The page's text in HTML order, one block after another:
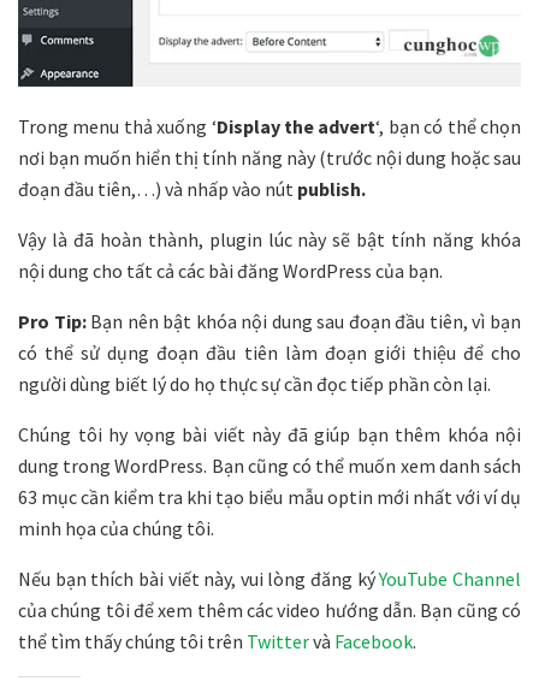
Trong menu thả xuống ‘Display the advert‘, bạn có thể chọn
nơi bạn muốn hiển thị tính năng này (trước nội dung hoặc sau
đoạn đầu tiên,…) và nhấp vào nút publish.
Vậy là đã hoàn thành, plugin lúc này sẽ bật tính năng khóa
nội dung cho tất cả các bài đăng WordPress của bạn.
Pro Tip:Bạn nên bật khóa nội dung sau đoạn đầu tiên, vì bạn
có thể sử dụng đoạn đầu tiên làm đoạn giới thiệu để cho
người dùng biết lý do họ thực sự cần đọc tiếp phần còn lại.
Chúng tôi hy vọng bài viết này đã giúp bạn thêm khóa nội
dung trong WordPress. Bạn cũng có thể muốn xem danh sách
63 mục cần kiểm tra khi tạo biểu mẫu optin mới nhất với ví dụ
minh họa của chúng tôi.
Nếu bạn thích bài viết này, vui lòng đăng kýYouTube Channel
của chúng tôi để xem thêm các video hướng dẫn. Bạn cũng có
thể tìm thấy chúng tôi trên Twittervà Facebook.